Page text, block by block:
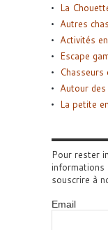
La
Autres
Activités
Escape
Autour
La petite
Pour rester
informations
souscrire à
Email